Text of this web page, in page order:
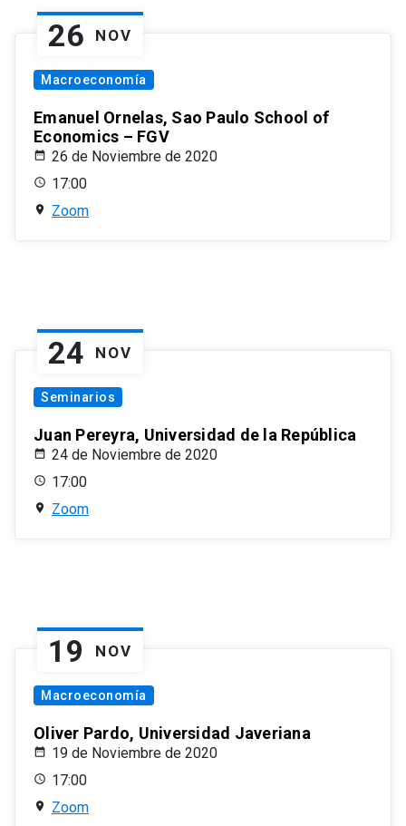
26 NOV
Macroeconomía
Emanuel Ornelas, Sao Paulo School of
Economics – FGV
26 de Noviembre de 2020
17:00
Zoom
24 NOV
Seminarios
Juan Pereyra, Universidad de la República
24 de Noviembre de 2020
17:00
Zoom
19 NOV
Macroeconomía
Oliver Pardo, Universidad Javeriana
19 de Noviembre de 2020
17:00
Zoom